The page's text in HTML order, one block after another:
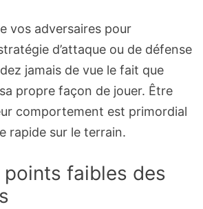
vos adversaires pour
d’attaque ou de défense
jamais de vue le fait que
propre façon de jouer. Être
comportement est primordial
rapide sur le terrain.
faibles des